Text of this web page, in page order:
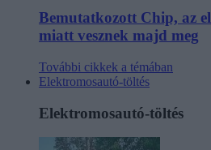
Bemutatkozott Chip, az
miatt vesznek majd meg
További cikkek a témában
Elektromosautó-töltés
Elektromosautó-töltés